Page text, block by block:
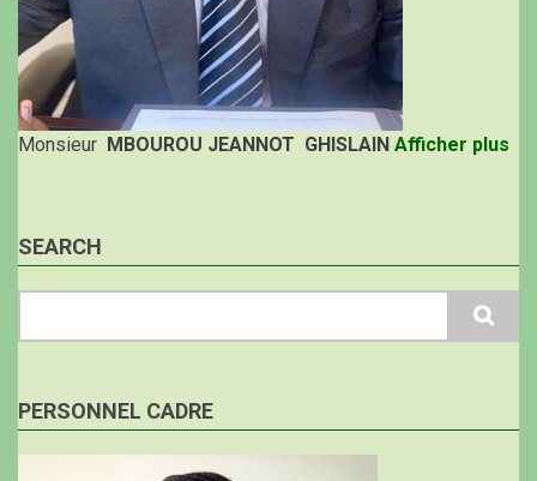
Monsieur MBOUROU JEANNOT GHISLAIN Afficher plus
SEARCH
PERSONNEL CADRE